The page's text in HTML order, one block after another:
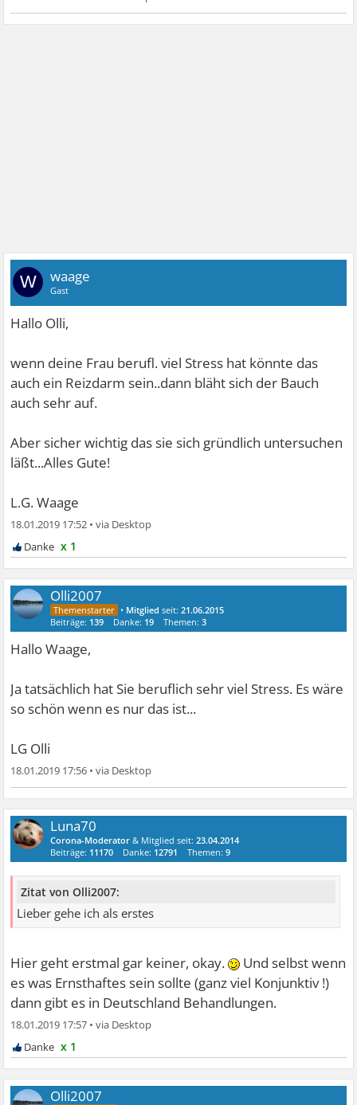
W waage
Gast
Hallo Olli,
wenn deine Frau berufl. viel Stress hat könnte das
auch ein Reizdarm sein..dann bläht sich der Bauch
auch sehr auf.
Aber sicher wichtig das sie sich gründlich untersuchen
läßt...Alles Gute!
L.G. Waage
18.01.2019 17:52 •
x 1
Olli2007
• Mitglied seit:21.06.2015
Beiträge: 139 Danke: 19 Themen:3
Hallo Waage,
Ja tatsächlich hat Sie beruflich sehr viel Stress. Es wäre
so schön wenn es nur das ist...
LG Olli
18.01.2019 17:56 •
Luna70
Corona-Moderator & Mitglied seit:23.04.2014
Beiträge: 11170 Danke: 12791 Themen:9
Zitat von Olli2007:
Lieber gehe ich als erstes
Hier geht erstmal gar keiner, okay.
Und selbst wenn
es was Ernsthaftes sein sollte (ganz viel Konjunktiv !)
dann gibt es in Deutschland Behandlungen.
18.01.2019 17:57 •
x 1
Olli2007